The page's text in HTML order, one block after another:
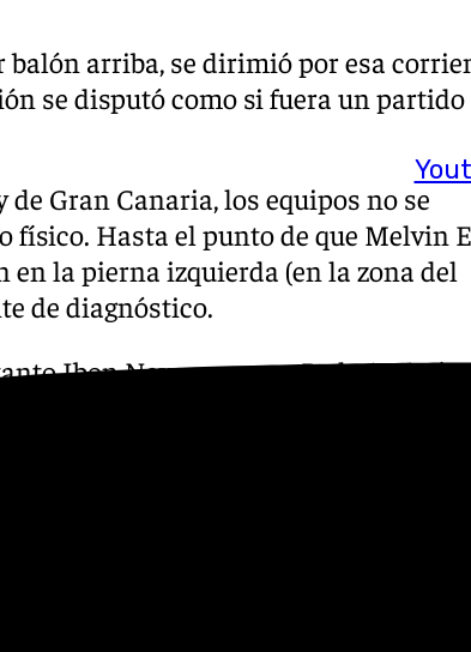
balón arriba, se dirimió por esa
se disputó como si fuera un partido
de Gran Canaria, los equipos no se
físico. Hasta el punto de que Melvin
en la pierna izquierda (en la zona del
de diagnóstico.
Ibon Navarro como Pedro
balas para lo que acontezca en
haya que verse las caras otras veces a
fueron los puntos en un duelo
e impactos. Ya habrá tiempo